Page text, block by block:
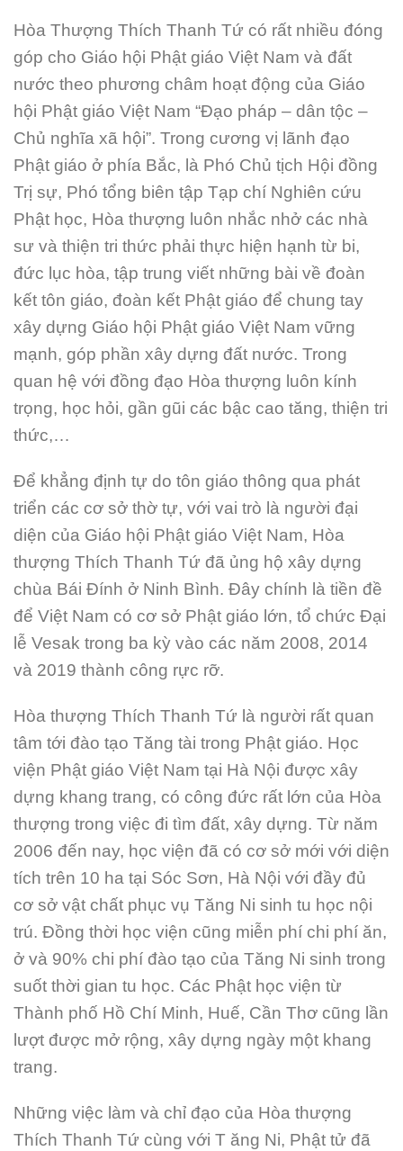
Hòa Thượng Thích Thanh Tứ có rất nhiều đóng
góp cho Giáo hội Phật giáo Việt Nam và đất
nước theo phương châm hoạt động của Giáo
hội Phật giáo Việt Nam “Đạo pháp – dân tộc –
Chủ nghĩa xã hội”. Trong cương vị lãnh đạo
Phật giáo ở phía Bắc, là Phó Chủ tịch Hội đồng
Trị sự, Phó tổng biên tập Tạp chí Nghiên cứu
Phật học, Hòa thượng luôn nhắc nhở các nhà
sư và thiện tri thức phải thực hiện hạnh từ bi,
đức lục hòa, tập trung viết những bài về đoàn
kết tôn giáo, đoàn kết Phật giáo để chung tay
xây dựng Giáo hội Phật giáo Việt Nam vững
mạnh, góp phần xây dựng đất nước. Trong
quan hệ với đồng đạo Hòa thượng luôn kính
trọng, học hỏi, gần gũi các bậc cao tăng, thiện tri
thức,…
Để khẳng định tự do tôn giáo thông qua phát
triển các cơ sở thờ tự, với vai trò là người đại
diện của Giáo hội Phật giáo Việt Nam, Hòa
thượng Thích Thanh Tứ đã ủng hộ xây dựng
chùa Bái Đính ở Ninh Bình. Đây chính là tiền đề
để Việt Nam có cơ sở Phật giáo lớn, tổ chức Đại
lễ Vesak trong ba kỳ vào các năm 2008, 2014
và 2019 thành công rực rỡ.
Hòa thượng Thích Thanh Tứ là người rất quan
tâm tới đào tạo Tăng tài trong Phật giáo. Học
viện Phật giáo Việt Nam tại Hà Nội được xây
dựng khang trang, có công đức rất lớn của Hòa
thượng trong việc đi tìm đất, xây dựng. Từ năm
2006 đến nay, học viện đã có cơ sở mới với diện
tích trên 10 ha tại Sóc Sơn, Hà Nội với đầy đủ
cơ sở vật chất phục vụ Tăng Ni sinh tu học nội
trú. Đồng thời học viện cũng miễn phí chi phí ăn,
ở và 90% chi phí đào tạo của Tăng Ni sinh trong
suốt thời gian tu học. Các Phật học viện từ
Thành phố Hồ Chí Minh, Huế, Cần Thơ cũng lần
lượt được mở rộng, xây dựng ngày một khang
trang.
Những việc làm và chỉ đạo của Hòa thượng
Thích Thanh Tứ cùng với T ăng Ni, Phật tử đã